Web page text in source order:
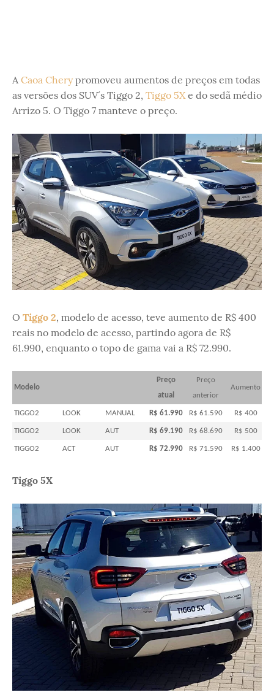
A Caoa Cherypromoveu aumentos de preços em todas
as versões dos SUV´s Tiggo 2, Tiggo 5Xe do sedã médio
Arrizo 5. O Tiggo 7 manteve o preço.
O Tiggo 2, modelo de acesso, teve aumento de R$ 400
reais no modelo de acesso, partindo agora de R$
61.990, enquanto o topo de gama vai a R$ 72.990.
Modelo
Preço
atual
Preço
anterior
Aumento
TIGGO2 LOOK MANUAL R$ 61.990 R$ 61.590 R$ 400
TIGGO2 LOOK AUT R$ 69.190 R$ 68.690 R$ 500
TIGGO2 ACT AUT R$ 72.990 R$ 71.590 R$ 1.400
Tiggo 5X